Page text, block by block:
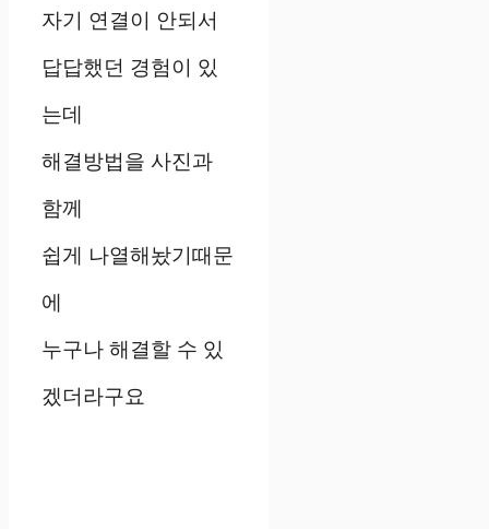
자기 연결이 안되서
답답했던 경험이 있
는데
해결방법을 사진과
함께
쉽게 나열해놨기때문
에
누구나 해결할 수 있
겠더라구요